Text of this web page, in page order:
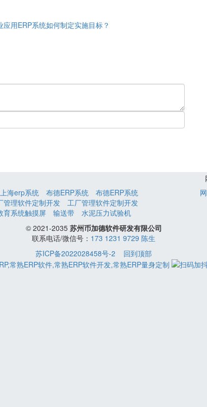
应用ERP系统如何制定实施目标？
上海erp系统 布德ERP系统
布德ERP系统
管理软件定制开发
工厂管理软件定制开发
育系统触摸屏 输送带 水泥压力试验机
© 2021-2035 苏州币加德软件研发有限公司
联系电话/微信号： 173 1231 9729 陈生
苏ICP备2022028458号-2
回到顶部